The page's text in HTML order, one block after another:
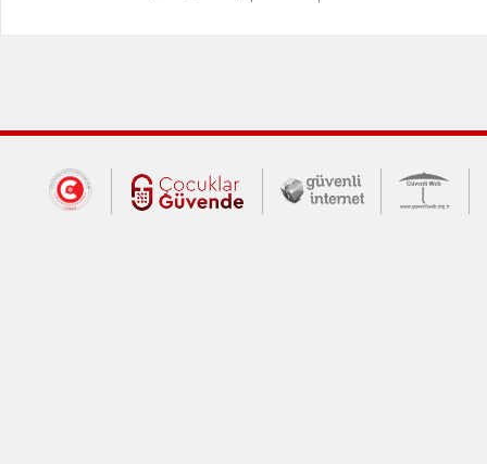
Dış Bağlantılar
Cumhurbaşkanlığı İletişim Merkezi
Çocuklar Güvende (yeni
Güvenli